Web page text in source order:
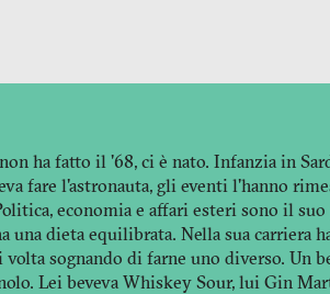
ha fatto il '68, ci è nato. Infanzia in
fare l'astronauta, gli eventi l'hanno
economia e affari esteri sono il
una dieta equilibrata. Nella sua
sognando di farne uno diverso. Un
Lei beveva Whiskey Sour, lui Gin